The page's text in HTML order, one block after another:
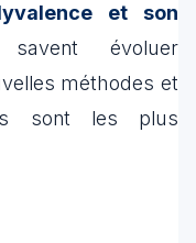
et son
évoluer
méthodes et
sont les plus